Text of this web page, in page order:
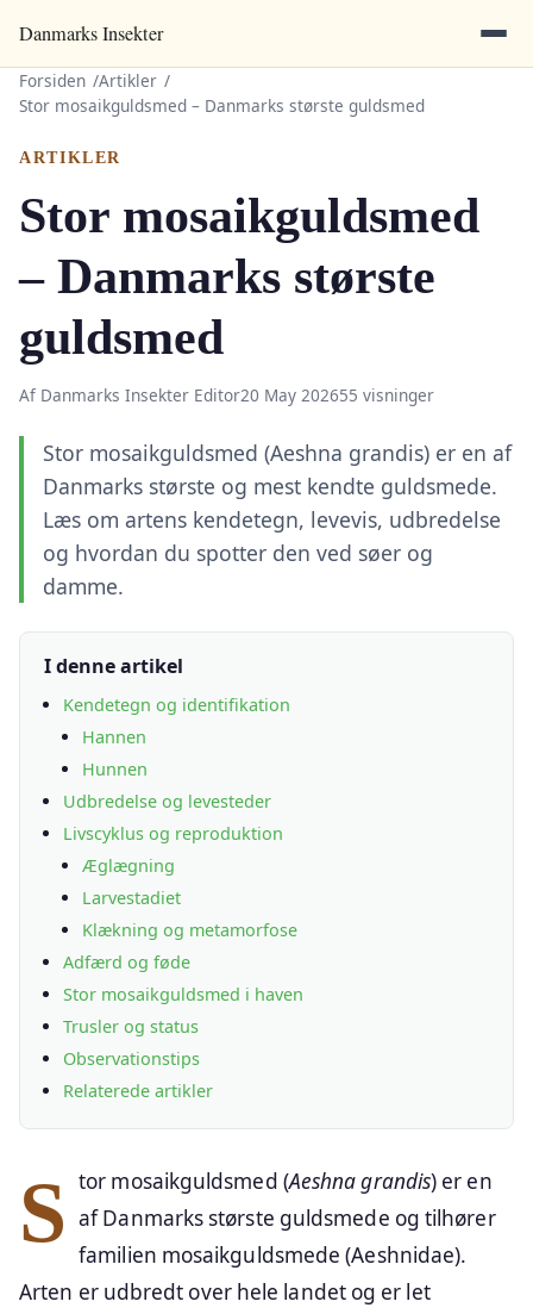
Danmarks Insekter
Forsiden Artikler
Stor mosaikguldsmed – Danmarks største guldsmed
ARTIKLER
Stor mosaikguldsmed
– Danmarks største
guldsmed
Af Danmarks Insekter Editor20 May 202655 visninger
Stor mosaikguldsmed (Aeshna grandis) er en af
Danmarks største og mest kendte guldsmede.
Læs om artens kendetegn, levevis, udbredelse
og hvordan du spotter den ved søer og
damme.
I denne artikel
Kendetegn og identifikation
Hannen
Hunnen
Udbredelse og levesteder
Livscyklus og reproduktion
Æglægning
Larvestadiet
Klækning og metamorfose
Adfærd og føde
Stor mosaikguldsmed i haven
Trusler og status
Observationstips
Relaterede artikler
Stor mosaikguldsmed (Aeshna grandis) er en
af Danmarks største guldsmede og tilhører
familien mosaikguldsmede (Aeshnidae).
Arten er udbredt over hele landet og er let